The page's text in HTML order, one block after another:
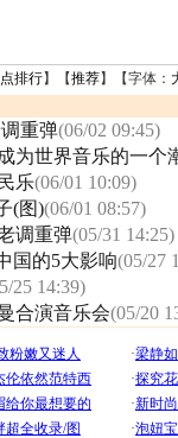
排行】【推荐】【字体：
重弹(06/02 09:45)
为世界音乐的一个
乐(06/01 10:09)
(图)(06/01 08:57)
调重弹(05/31 14:25)
国的5大影响(05/27
25 14:39)
合演音乐会(05/20